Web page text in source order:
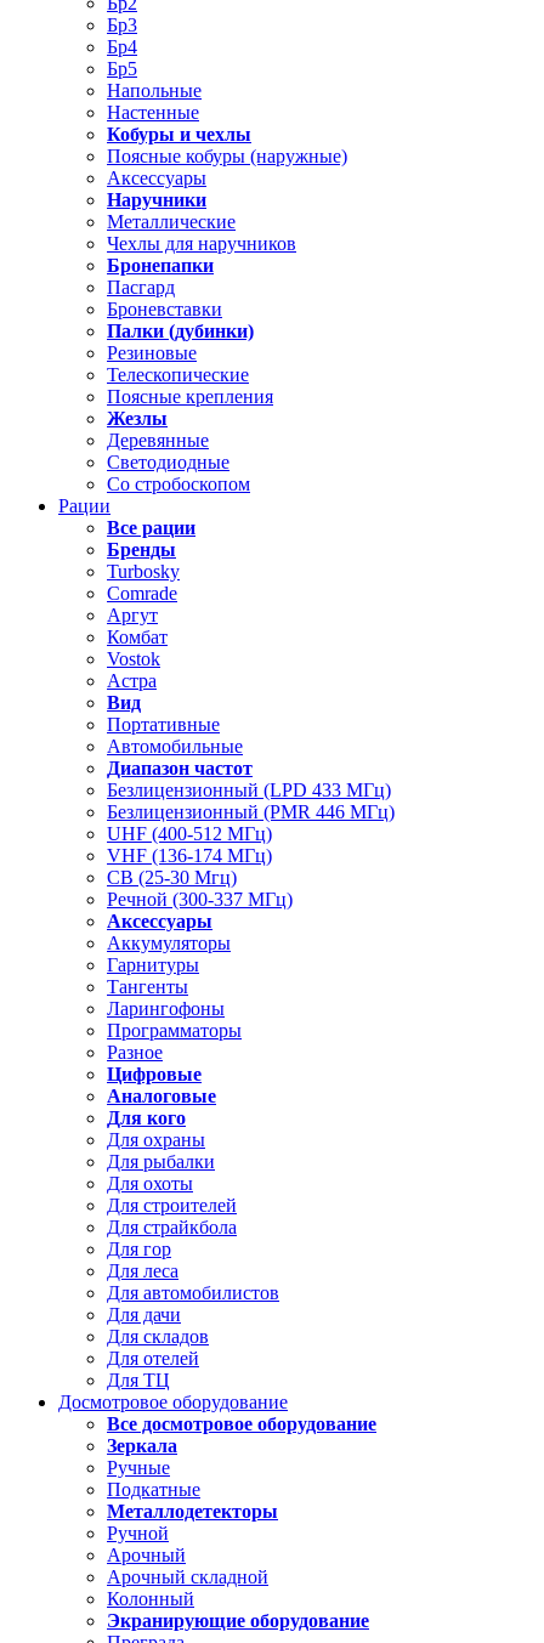
Бр3
Бр4
Бр5
Напольные
Настенные
Кобуры и чехлы
Поясные кобуры (наружные)
Аксессуары
Наручники
Металлические
Чехлы для наручников
Бронепапки
Пасгард
Броневставки
Палки (дубинки)
Резиновые
Телескопические
Поясные крепления
Жезлы
Деревянные
Светодиодные
Со стробоскопом
Рации
Все рации
Бренды
Turbosky
Comrade
Аргут
Комбат
Vostok
Астра
Вид
Портативные
Автомобильные
Диапазон частот
Безлицензионный (LPD 433 МГц)
Безлицензионный (PMR 446 МГц)
UHF (400-512 МГц)
VHF (136-174 МГц)
CB (25-30 Мгц)
Речной (300-337 МГц)
Аксессуары
Аккумуляторы
Гарнитуры
Тангенты
Ларингофоны
Программаторы
Разное
Цифровые
Аналоговые
Для кого
Для охраны
Для рыбалки
Для охоты
Для строителей
Для страйкбола
Для гор
Для леса
Для автомобилистов
Для дачи
Для складов
Для отелей
Для ТЦ
Досмотровое оборудование
Все досмотровое оборудование
Зеркала
Ручные
Подкатные
Металлодетекторы
Ручной
Арочный
Арочный складной
Колонный
Экранирующие оборудование